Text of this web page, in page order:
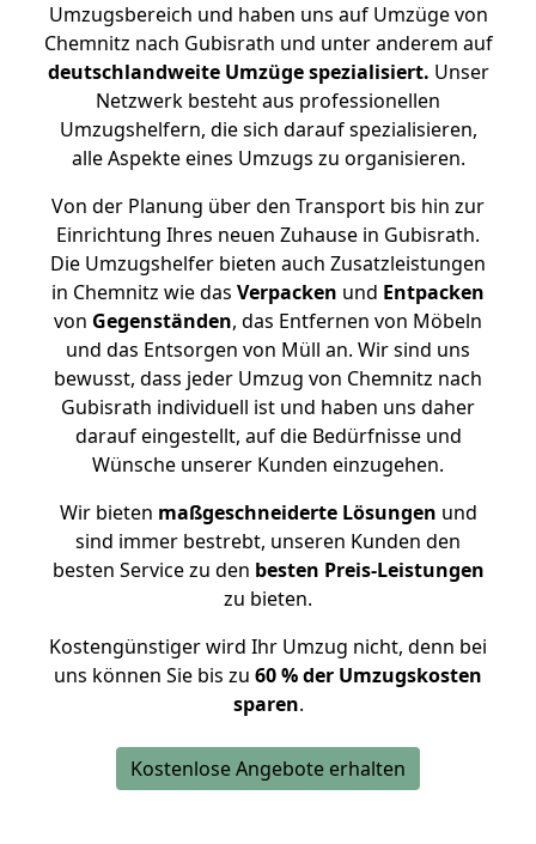
Umzugsbereich und haben uns auf Umzüge von
Chemnitz nach Gubisrath und unter anderem auf
deutschlandweite Umzüge spezialisiert. Unser
Netzwerk besteht aus professionellen
Umzugshelfern, die sich darauf spezialisieren,
alle Aspekte eines Umzugs zu organisieren.
Von der Planung über den Transport bis hin zur
Einrichtung Ihres neuen Zuhause in Gubisrath.
Die Umzugshelfer bieten auch Zusatzleistungen
in Chemnitz wie das Verpacken und Entpacken
von Gegenständen, das Entfernen von Möbeln
und das Entsorgen von Müll an. Wir sind uns
bewusst, dass jeder Umzug von Chemnitz nach
Gubisrath individuell ist und haben uns daher
darauf eingestellt, auf die Bedürfnisse und
Wünsche unserer Kunden einzugehen.
Wir bieten maßgeschneiderte Lösungen und
sind immer bestrebt, unseren Kunden den
besten Service zu den besten Preis-Leistungen
zu bieten.
Kostengünstiger wird Ihr Umzug nicht, denn bei
uns können Sie bis zu 60 % der Umzugskosten
sparen.
Kostenlose Angebote erhalten